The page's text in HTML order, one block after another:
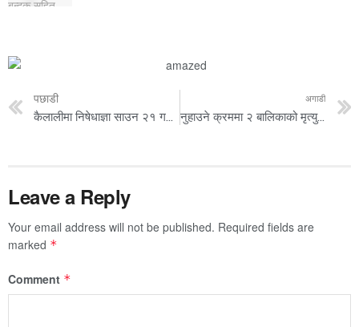
पछाडी
कैलालीमा निषेधाज्ञा साउन २१ गतेसम्म लम्बियो
अगाडी
नुहाउने क्रममा २ बालिकाको मृत्यु, एक वेपत्ता
Leave a Reply
Your email address will not be published. Required fields are
marked *
Comment *